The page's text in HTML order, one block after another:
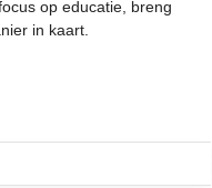
op educatie, breng
in kaart.